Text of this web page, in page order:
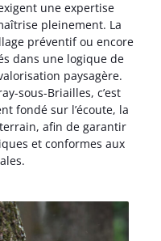
une expertise
pleinement. La
préventif ou encore
dans une logique de
paysagère.
sous-Briailles, c’est
fondé sur l’écoute, la
afin de garantir
et conformes aux